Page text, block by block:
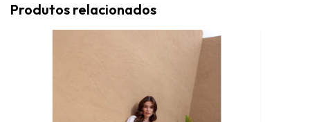
Produtos relacionados